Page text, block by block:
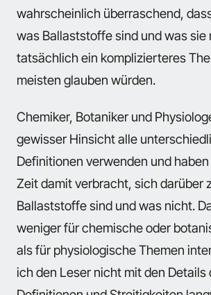
wahrscheinlich überraschend,
was Ballaststoffe sind und was sie
tatsächlich ein komplizierteres
meisten glauben würden.
Chemiker, Botaniker und
gewisser Hinsicht alle
Definitionen verwenden und
Zeit damit verbracht, sich darüber
Ballaststoffe sind und was nicht.
weniger für chemische oder
als für physiologische Themen
ich den Leser nicht mit den Details